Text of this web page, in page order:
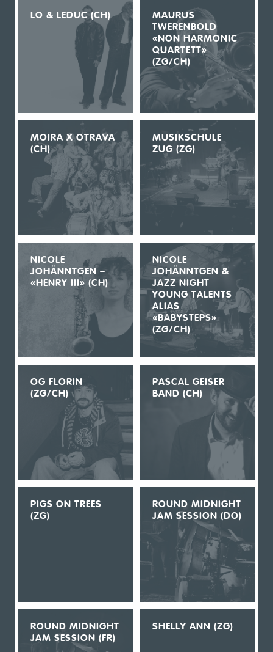
LO & LEDUC (CH)
MAURUS
TWERENBOLD
«NON HARMONIC
QUARTETT»
(ZG/CH)
MOIRA X OTRAVA
(CH)
MUSIKSCHULE
ZUG (ZG)
NICOLE
JOHÄNNTGEN –
«HENRY III» (CH)
NICOLE
JOHÄNNTGEN &
JAZZ NIGHT
YOUNG TALENTS
ALIAS
«BABYSTEPS»
(ZG/CH)
OG FLORIN
(ZG/CH)
PASCAL GEISER
BAND (CH)
PIGS ON TREES
(ZG)
ROUND MIDNIGHT
JAM SESSION (DO)
ROUND MIDNIGHT
JAM SESSION (FR)
SHELLY ANN (ZG)